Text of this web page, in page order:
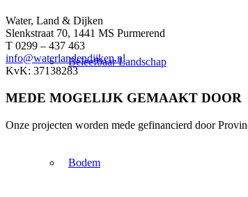
Beleefbaar Landschap
Bodem
Water, Land & Dijken
Slenkstraat 70, 1441 MS Purmerend
T 0299 – 437 463
info@waterlandendijken.nl
KvK: 37138283
MEDE MOGELIJK GEMAAKT DOOR
Onze projecten worden mede gefinancierd door